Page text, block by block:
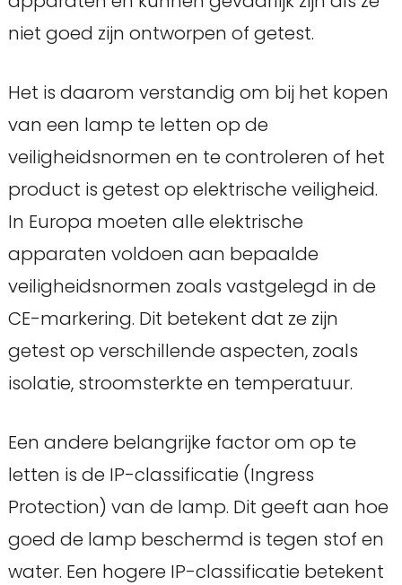
niet goed zijn ontworpen of getest.
Het is daarom verstandig om bij het kopen
van een lamp te letten op de
veiligheidsnormen en te controleren of het
product is getest op elektrische veiligheid.
In Europa moeten alle elektrische
apparaten voldoen aan bepaalde
veiligheidsnormen zoals vastgelegd in de
CE-markering. Dit betekent dat ze zijn
getest op verschillende aspecten, zoals
isolatie, stroomsterkte en temperatuur.
Een andere belangrijke factor om op te
letten is de IP-classificatie (Ingress
Protection) van de lamp. Dit geeft aan hoe
goed de lamp beschermd is tegen stof en
water. Een hogere IP-classificatie betekent